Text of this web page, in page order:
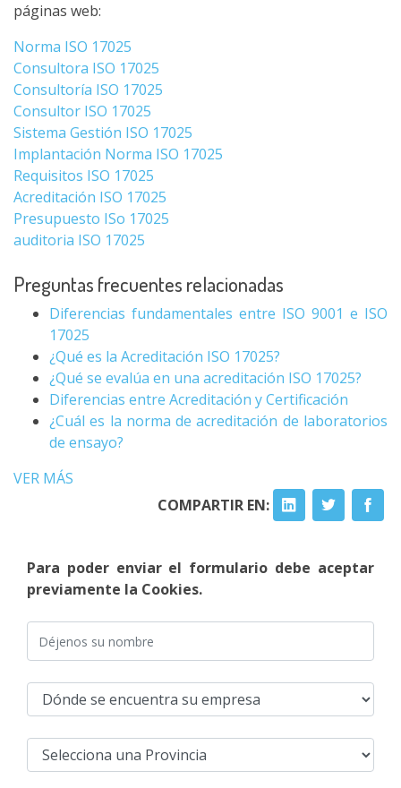
páginas web:
Norma ISO 17025
Consultora ISO 17025
Consultoría ISO 17025
Consultor ISO 17025
Sistema Gestión ISO 17025
Implantación Norma ISO 17025
Requisitos ISO 17025
Acreditación ISO 17025
Presupuesto ISo 17025
auditoria ISO 17025
Preguntas frecuentes relacionadas
Diferencias fundamentales entre ISO 9001 e ISO
17025
¿Qué es la Acreditación ISO 17025?
¿Qué se evalúa en una acreditación ISO 17025?
Diferencias entre Acreditación y Certificación
¿Cuál es la norma de acreditación de laboratorios
de ensayo?
VER MÁS
COMPARTIR EN:
Para poder enviar el formulario debe aceptar
previamente la Cookies.